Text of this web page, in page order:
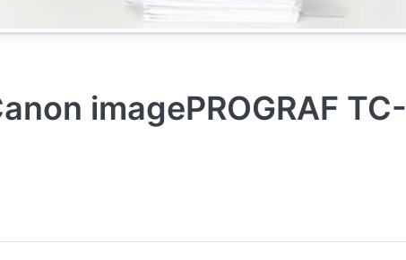
imagePROGRAF TC-